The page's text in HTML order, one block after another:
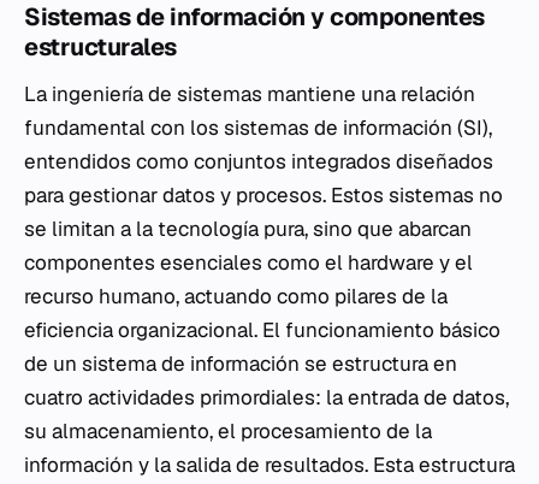
Sistemas de información y componentes
estructurales
La ingeniería de sistemas mantiene una relación
fundamental con los sistemas de información (SI),
entendidos como conjuntos integrados diseñados
para gestionar datos y procesos. Estos sistemas no
se limitan a la tecnología pura, sino que abarcan
componentes esenciales como el hardware y el
recurso humano, actuando como pilares de la
eficiencia organizacional. El funcionamiento básico
de un sistema de información se estructura en
cuatro actividades primordiales: la entrada de datos,
su almacenamiento, el procesamiento de la
información y la salida de resultados. Esta estructura